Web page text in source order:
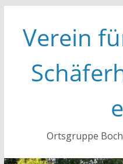
Inhalt
springen
Verein
Ortsgruppe